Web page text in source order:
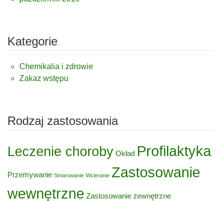
Kategorie
Chemikalia i zdrowie
Zakaz wstępu
Rodzaj zastosowania
Leczenie choroby Okład Profilaktyka
Przemywanie Smarowanie Wcieranie Zastosowanie
wewnętrzne Zastosowanie zewnętrzne